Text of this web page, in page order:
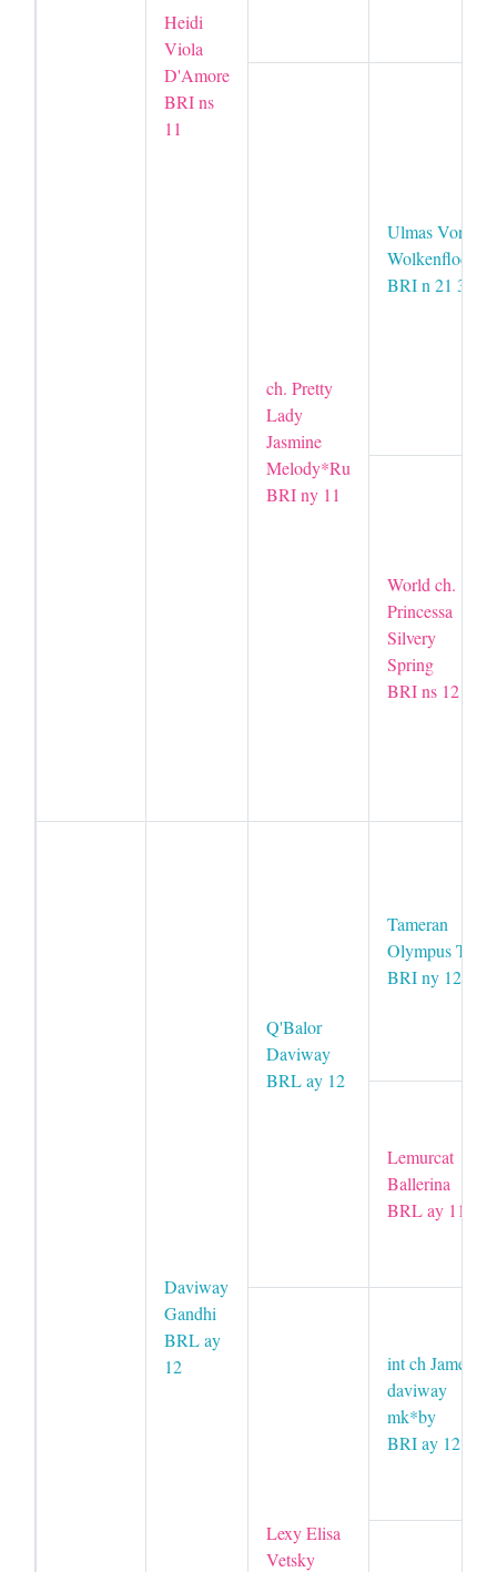
Heidi
Viola
D'Amore
BRI ns
11
ch. Pretty
Lady
Jasmine
Melody*Ru
BRI ny 11
Ulmas Von
Wolkenflocke
BRI n 21 33
World ch.
Princessa
Silvery
Spring
BRI ns 12
Daviway
Gandhi
BRL ay
12
Q'Balor
Daviway
BRL ay 12
Tameran
Olympus Top
BRI ny 12
Lemurcat
Ballerina
BRL ay 11
Lexy Elisa
Vetsky
int ch James-
daviway
mk*by
BRI ay 12